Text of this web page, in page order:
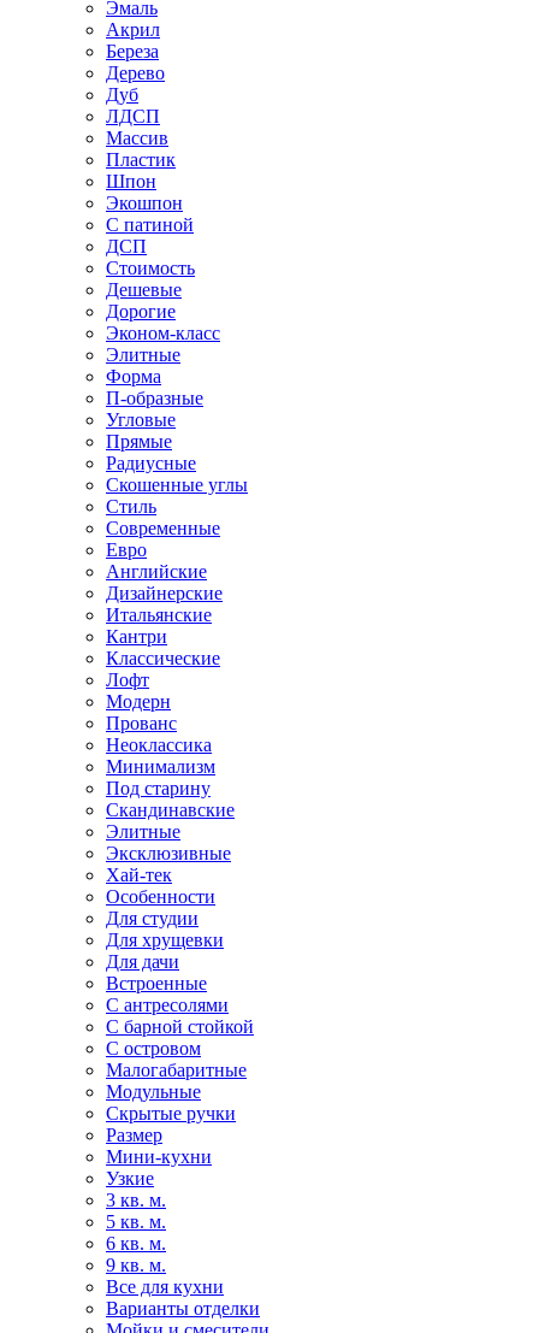
Эмаль
Акрил
Береза
Дерево
Дуб
ЛДСП
Массив
Пластик
Шпон
Экошпон
С патиной
ДСП
Стоимость
Дешевые
Дорогие
Эконом-класс
Элитные
Форма
П-образные
Угловые
Прямые
Радиусные
Скошенные углы
Стиль
Современные
Евро
Английские
Дизайнерские
Итальянские
Кантри
Классические
Лофт
Модерн
Прованс
Неоклассика
Минимализм
Под старину
Скандинавские
Элитные
Эксклюзивные
Хай-тек
Особенности
Для студии
Для хрущевки
Для дачи
Встроенные
С антресолями
С барной стойкой
С островом
Малогабаритные
Модульные
Скрытые ручки
Размер
Мини-кухни
Узкие
3 кв. м.
5 кв. м.
6 кв. м.
9 кв. м.
Все для кухни
Варианты отделки